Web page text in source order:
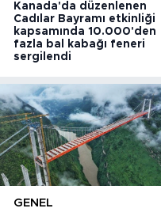
Kanada'da düzenlenen
Cadılar Bayramı etkinliği
kapsamında 10.000'den
fazla bal kabağı feneri
sergilendi
GENEL